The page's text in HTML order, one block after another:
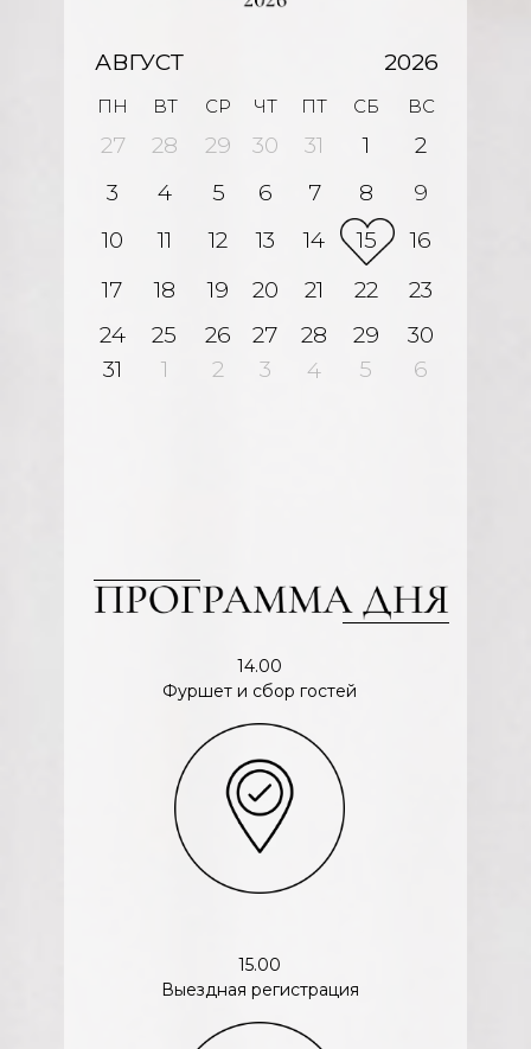
1
31
30
1 5
4
3
31 6
30
22
21
20
19
18
24
23
15
14
13
12
11
17
16
8
7
6
5
27
4
29
10
28
28 29
ВТ СР ЧТ ПТ СБ ВС
2
26
ПН
9
25
2026
27
АВГУСТ
3
2
15.00
Выездная регистрация
14.00
Фуршет и сбор гостей